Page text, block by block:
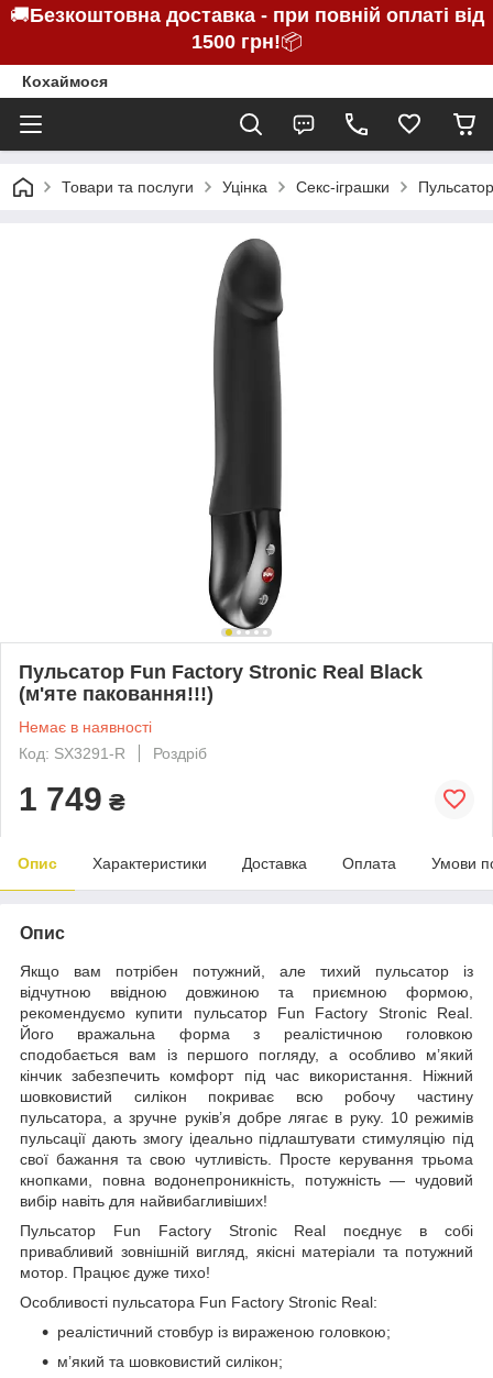
🚚Безкоштовна доставка - при повній оплаті від
1500 грн!📦
Кохаймося
Товари та послуги Уцінка Секс-іграшки
Пульсатор Fun Factory Stronic Real Black
(м'яте паковання!!!)
Немає в наявності
Код: SX3291-R
Роздріб
1 749 ₴
Опис Характеристики Доставка Оплата Умови
Опис
Якщо вам потрібен потужний, але тихий пульсатор із
відчутною ввідною довжиною та приємною формою,
рекомендуємо купити пульсатор Fun Factory Stronic Real.
Його вражальна форма з реалістичною головкою
сподобається вам із першого погляду, а особливо м’який
кінчик забезпечить комфорт під час використання. Ніжний
шовковистий силікон покриває всю робочу частину
пульсатора, а зручне руків’я добре лягає в руку. 10 режимів
пульсації дають змогу ідеально підлаштувати стимуляцію під
свої бажання та свою чутливість. Просте керування трьома
кнопками, повна водонепроникність, потужність — чудовий
вибір навіть для найвибагливіших!
Пульсатор Fun Factory Stronic Real поєднує в собі
привабливий зовнішній вигляд, якісні матеріали та потужний
мотор. Працює дуже тихо!
Особливості пульсатора Fun Factory Stronic Real:
реалістичний стовбур із вираженою головкою;
м’який та шовковистий силікон;